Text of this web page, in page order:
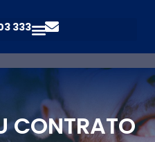
333
CONTRATO